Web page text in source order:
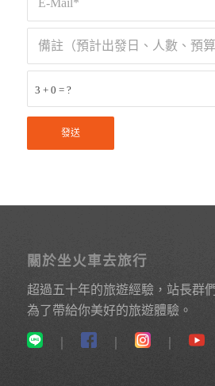
3 + 0 = ?
關於坐火車去旅行
超過五十年的旅遊經驗，站長群
為了帶給你美好的旅遊體驗。
｜ ｜